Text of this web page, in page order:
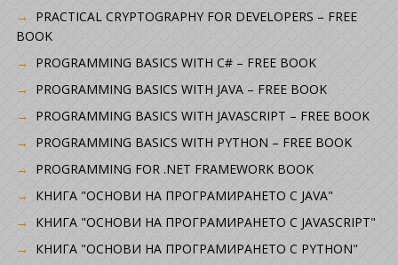
PRACTICAL CRYPTOGRAPHY FOR DEVELOPERS – FREE
BOOK
PROGRAMMING BASICS WITH C# – FREE BOOK
PROGRAMMING BASICS WITH JAVA – FREE BOOK
PROGRAMMING BASICS WITH JAVASCRIPT – FREE BOOK
PROGRAMMING BASICS WITH PYTHON – FREE BOOK
PROGRAMMING FOR .NET FRAMEWORK BOOK
КНИГА "ОСНОВИ НА ПРОГРАМИРАНЕТО С JAVA"
КНИГА "ОСНОВИ НА ПРОГРАМИРАНЕТО С JAVASCRIPT"
КНИГА "ОСНОВИ НА ПРОГРАМИРАНЕТО С PYTHON"